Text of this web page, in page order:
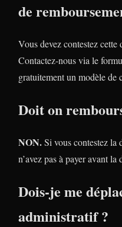
de
Vous devez contestez
Contactez-nous via le
gratuitement un modèle de
Doit on
NON.Si vous contestez la
n’avez pas à payer avant
Dois-je me
administratif ?